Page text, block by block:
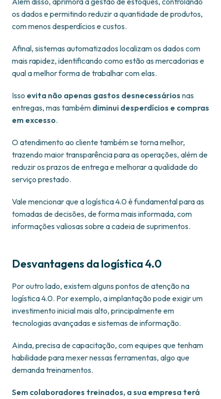
os dados e permitindo reduzir a quantidade de produtos,
com menos desperdícios e custos.
Afinal, sistemas automatizados localizam os dados com
mais rapidez, identificando como estão as mercadorias e
qual a melhor forma de trabalhar com elas.
Isso evita não apenas gastos desnecessários nas
entregas, mas também diminui desperdícios e compras
em excesso.
O atendimento ao cliente também se torna melhor,
trazendo maior transparência para as operações, além de
reduzir os prazos de entrega e melhorar a qualidade do
serviço prestado.
Vale mencionar que a logística 4.0 é fundamental para as
tomadas de decisões, de forma mais informada, com
informações valiosas sobre a cadeia de suprimentos.
Desvantagens da logística 4.0
Por outro lado, existem alguns pontos de atenção na
logística 4.0. Por exemplo, a implantação pode exigir um
investimento inicial mais alto, principalmente em
tecnologias avançadas e sistemas de informação.
Ainda, precisa de capacitação, com equipes que tenham
habilidade para mexer nessas ferramentas, algo que
demanda treinamentos.
Sem colaboradores treinados, a sua empresa terá